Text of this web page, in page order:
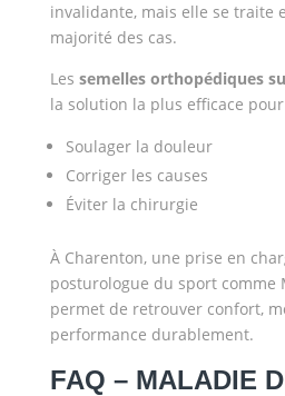
invalidante, mais elle se traite
majorité des cas.
Les semelles orthopédiques
la solution la plus efficace
Soulager la douleur
Corriger les causes
Éviter la chirurgie
À Charenton, une prise en
posturologue du sport comme
permet de retrouver confort,
performance durablement.
FAQ – MALADIE